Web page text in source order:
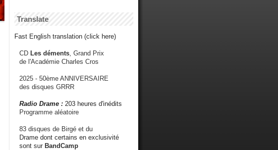
Translate
Fast English translation (click here)
CD Les déments , Grand Prix
de l'Académie Charles Cros
2025 - 50ème ANNIVERSAIRE
des disques GRRR
Radio Drame : 203 heures d'inédits
Programme aléatoire
83 disques de Birgé et du
Drame dont certains en exclusivité
sont sur BandCamp